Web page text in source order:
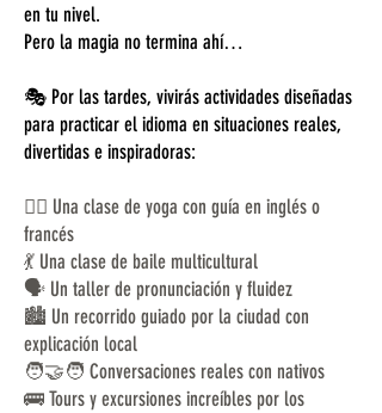
en tu nivel.
Pero la magia no termina ahí…
🎭 Por las tardes, vivirás actividades diseñadas
para practicar el idioma en situaciones reales,
divertidas e inspiradoras:
🧘‍♀️ Una clase de yoga con guía en inglés o
francés
💃 Una clase de baile multicultural
🗣️ Un taller de pronunciación y fluidez
🏙️ Un recorrido guiado por la ciudad con
explicación local
🧑‍🤝‍🧑 Conversaciones reales con nativos
🚌 Tours y excursiones increíbles por los